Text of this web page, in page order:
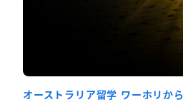
オーストラリア留学 ワーホリか